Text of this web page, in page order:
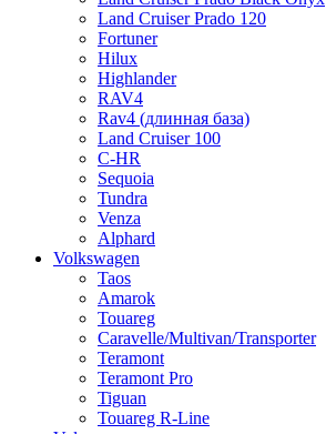
Land Cruiser Prado 120
Fortuner
Hilux
Highlander
RAV4
Rav4 (длинная база)
Land Cruiser 100
C-HR
Sequoia
Tundra
Venza
Alphard
Volkswagen
Taos
Amarok
Touareg
Caravelle/Multivan/Transporter
Teramont
Teramont Pro
Tiguan
Touareg R-Line